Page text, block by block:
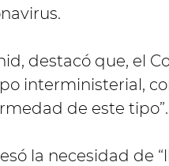
destacó que, el
interministerial,
de este tipo”.
la necesidad de